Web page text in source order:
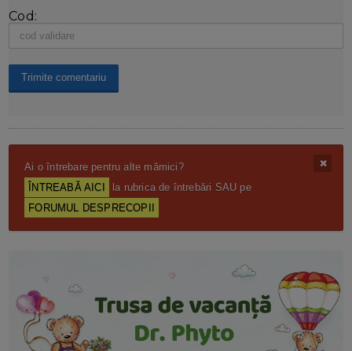
Cod:
Ai o întrebare pentru alte mămici?
ÎNTREABĂ AICI
la rubrica de întrebări SAU pe
FORUMUL DESPRECOPII